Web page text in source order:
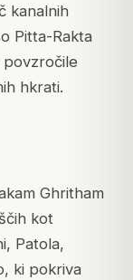
kanalnih
Pitta-Rakta
povzročile
hkrati.
Ghritham
kot
Patola,
ki pokriva